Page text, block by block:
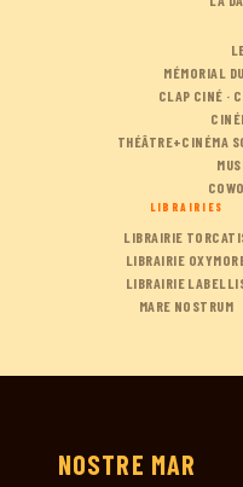
MÉMORIAL
CLAP CINÉ ·
THÉÂTRE+CINÉMA
LIBRAIRIES
LIBRAIRIE
LIBRAIRIE
LIBRAIRIE
MARE NOSTRUM
NOSTRE MAR